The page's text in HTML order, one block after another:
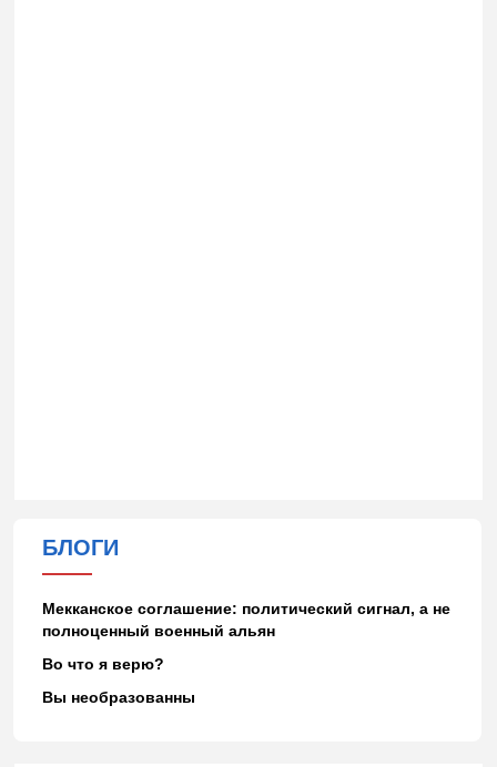
БЛОГИ
Мекканское соглашение: политический сигнал, а не
полноценный военный альян
Во что я верю?
Вы необразованны